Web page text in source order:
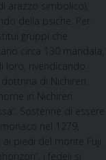
simbolico),
della psiche. Per
gruppi che
circa 130 mandala,
rivendicando
di Nichiren.
in Nichiren
Sostenne di essere
nel 1279,
piedi del monte Fuji.
i fedeli si